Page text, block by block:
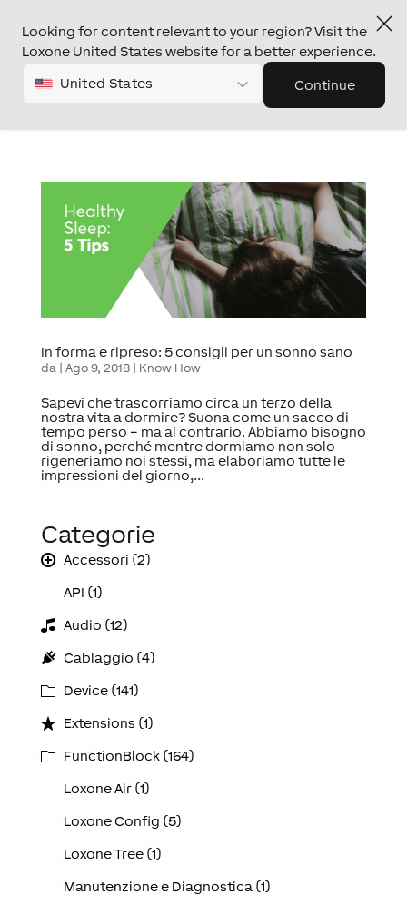
Looking for content relevant to your region? Visit the
Loxone United States website for a better experience.
United States Continue
In forma e ripreso: 5 consigli per un sonno sano
da Ago 9, 2018| Know How
Sapevi che trascorriamo circa un terzo della
nostra vita a dormire? Suona come un sacco di
tempo perso – ma al contrario. Abbiamo bisogno
di sonno, perché mentre dormiamo non solo
rigeneriamo noi stessi, ma elaboriamo tutte le
impressioni del giorno,...
Categorie
Accessori (2)
API (1)
Audio (12)
Cablaggio (4)
Device (141)
Extensions (1)
FunctionBlock (164)
Loxone Air (1)
Loxone Config (5)
Loxone Tree (1)
Manutenzione e Diagnostica (1)